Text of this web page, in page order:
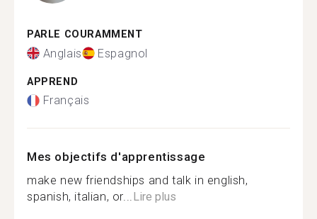
PARLE COURAMMENT
Anglais Espagnol
APPREND
Français
Mes objectifs d'apprentissage
make new friendships and talk in english,
spanish, italian, or...Lire plus